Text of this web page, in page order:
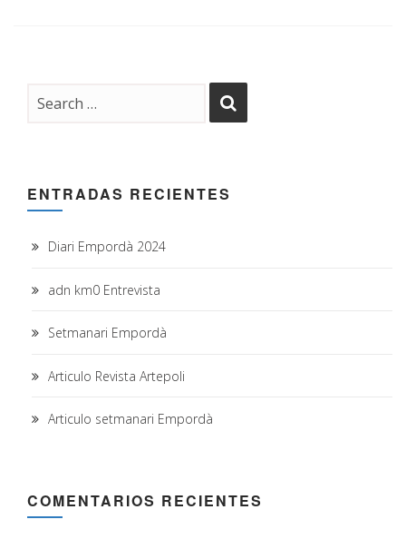
ENTRADAS RECIENTES
Diari Empordà 2024
adn km0 Entrevista
Setmanari Empordà
Articulo Revista Artepoli
Articulo setmanari Empordà
COMENTARIOS RECIENTES